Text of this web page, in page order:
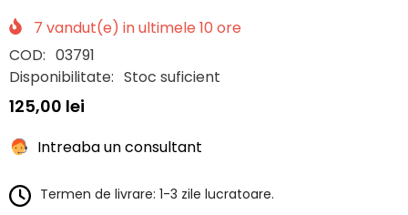
7 vandut(e) in ultimele 10 ore
COD: 03791
Disponibilitate: Stoc suficient
125,00 lei
Intreaba un consultant
Termen de livrare: 1-3 zile lucratoare.